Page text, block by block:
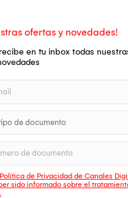
ofertas y novedades!
en tu inbox todas
de Privacidad de Canales
sido informado sobre el